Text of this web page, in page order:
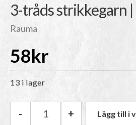
3-tråds strikkegarn
Rauma
58kr
13 i lager
Rauma 3-tråds
- + Lägg till i